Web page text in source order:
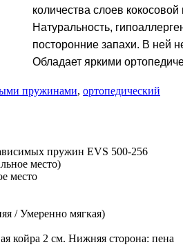
количества слоев
Натуральность,
посторонние запахи. В ней
Обладает яркими
пружинами, ортопедический
пружин EVS 500-256
место)
место
/ Умеренно мягкая)
койра 2 см. Нижняя сторона: пена